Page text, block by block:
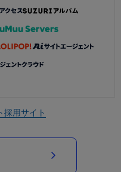
採用サイト